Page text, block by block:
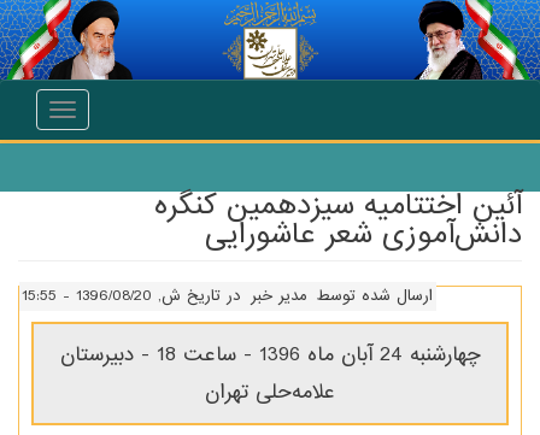
انتقال به محتوای اصلی
Toggle
آئین اختتامیه سیزدهمین کنگره
دانش‌آموزی شعر عاشورایی
ارسال شده توسط مدیر خبر در تاریخ ش, 1396/08/20 - 15:55
چهارشنبه 24 آبان ماه 1396 - ساعت 18 - دبیرستان
علامه‌حلی تهران